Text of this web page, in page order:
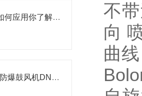
对油温控制器如何应用你了解吗？
德国Karl Klein防爆鼓风机DNG 3-6
不
向
曲线